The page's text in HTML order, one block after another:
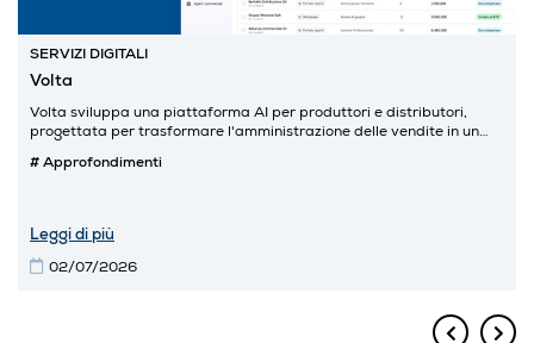
SERVIZI DIGITALI
Volta
Volta sviluppa una piattaforma AI per produttori e distributori,
progettata per trasformare l'amministrazione delle vendite in un
# Approfondimenti
Leggi di più
02/07/2026